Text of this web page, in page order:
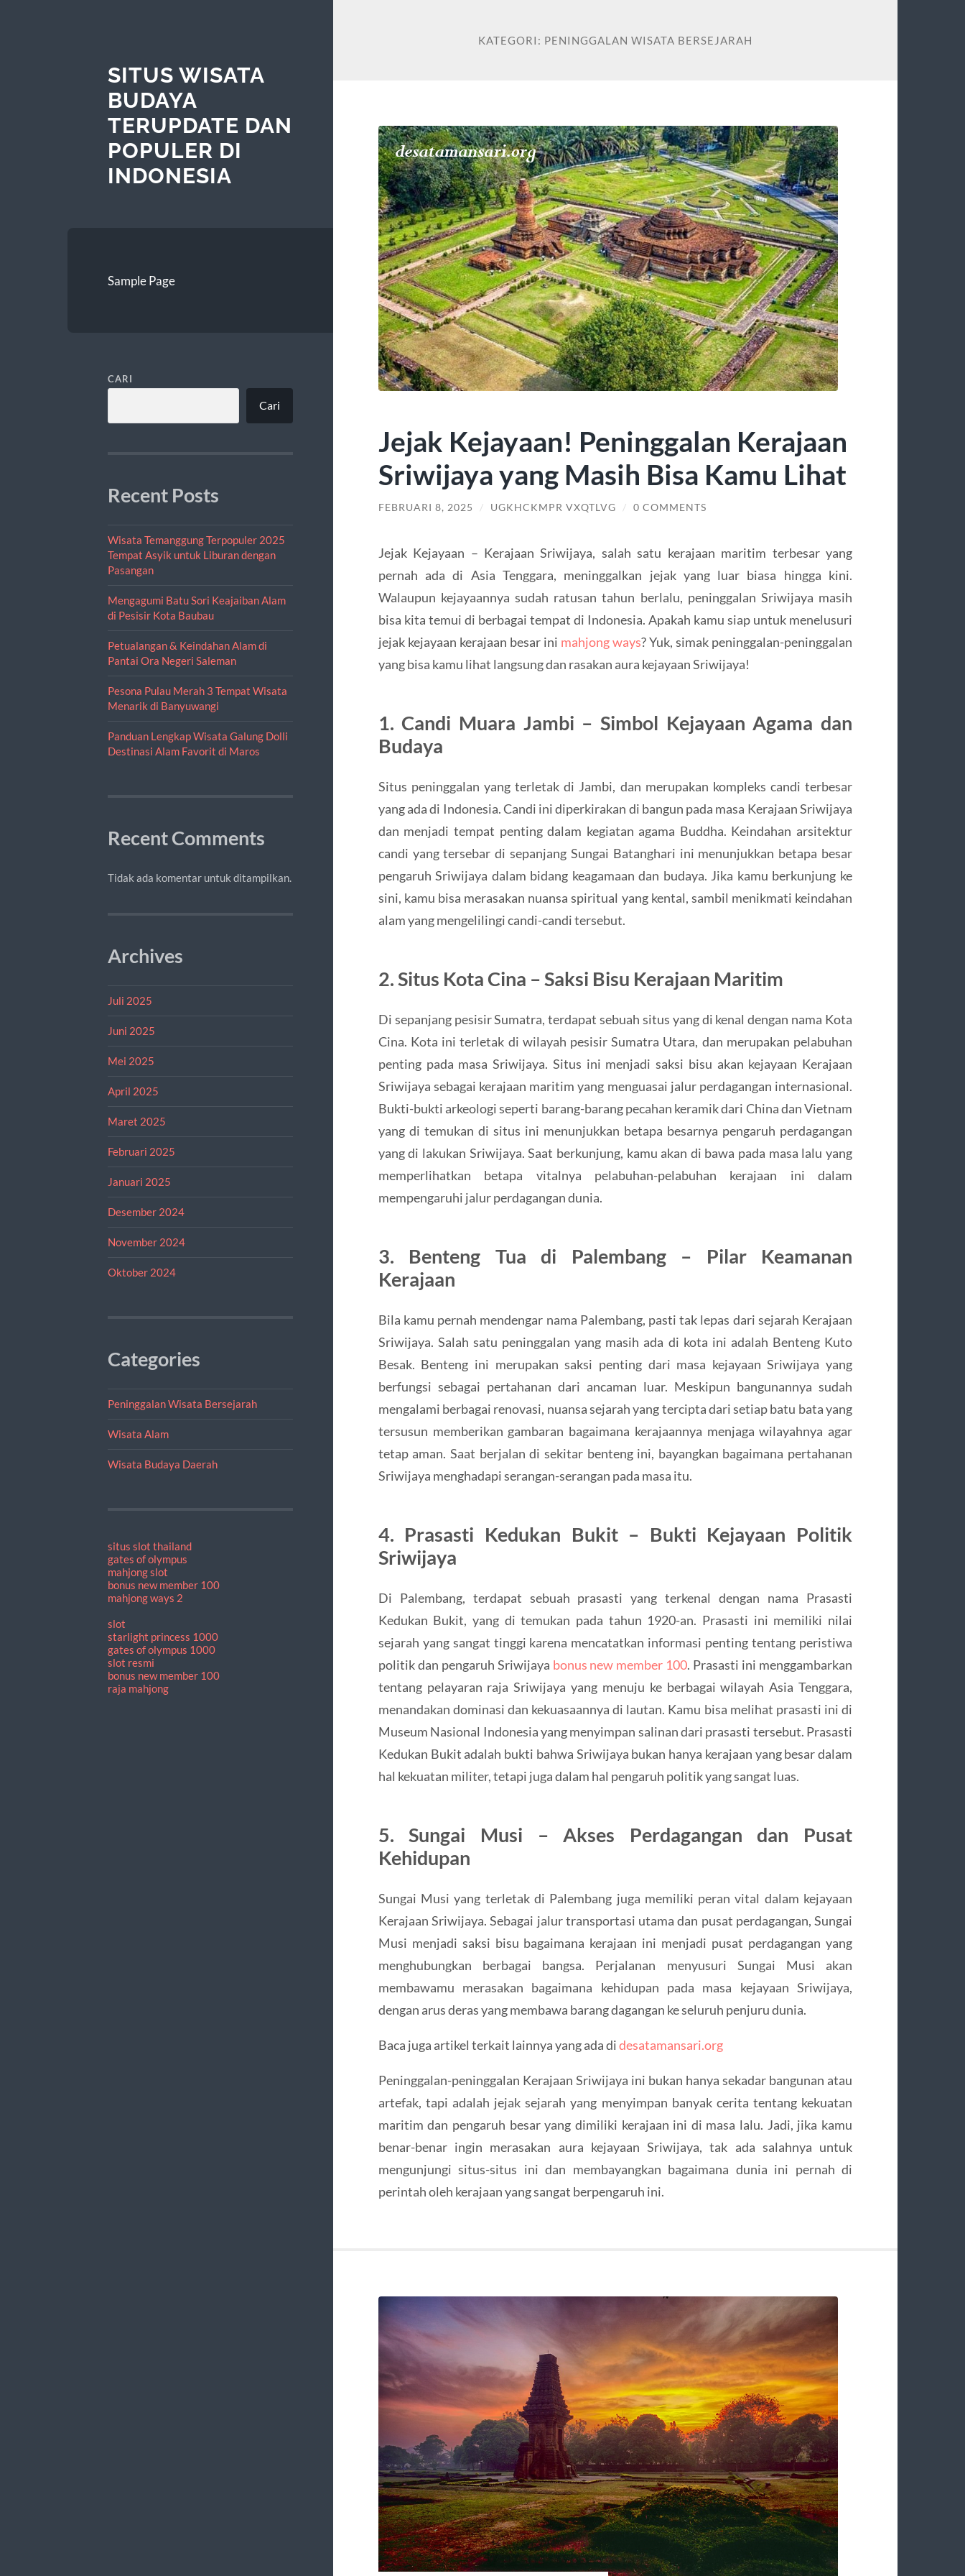
SITUS WISATA
BUDAYA
TERUPDATE DAN
POPULER DI
INDONESIA
Sample Page
CARI
Cari
Recent Posts
Wisata Temanggung Terpopuler 2025
Tempat Asyik untuk Liburan dengan
Pasangan
Mengagumi Batu Sori Keajaiban Alam
di Pesisir Kota Baubau
Petualangan & Keindahan Alam di
Pantai Ora Negeri Saleman
Pesona Pulau Merah 3 Tempat Wisata
Menarik di Banyuwangi
Panduan Lengkap Wisata Galung Dolli
Destinasi Alam Favorit di Maros
Recent Comments
Tidak ada komentar untuk ditampilkan.
Archives
Juli 2025
Juni 2025
Mei 2025
April 2025
Maret 2025
Februari 2025
Januari 2025
Desember 2024
November 2024
Oktober 2024
Categories
Peninggalan Wisata Bersejarah
Wisata Alam
Wisata Budaya Daerah
situs slot thailand
gates of olympus
mahjong slot
bonus new member 100
mahjong ways 2
slot
starlight princess 1000
gates of olympus 1000
slot resmi
bonus new member 100
raja mahjong
KATEGORI: PENINGGALAN WISATA BERSEJARAH
Jejak Kejayaan! Peninggalan Kerajaan
Sriwijaya yang Masih Bisa Kamu Lihat
FEBRUARI 8, 2025 / UGKHCKMPR VXQTLVG / 0 COMMENTS
Jejak Kejayaan – Kerajaan Sriwijaya, salah satu kerajaan maritim terbesar yang
pernah ada di Asia Tenggara, meninggalkan jejak yang luar biasa hingga kini.
Walaupun kejayaannya sudah ratusan tahun berlalu, peninggalan Sriwijaya masih
bisa kita temui di berbagai tempat di Indonesia. Apakah kamu siap untuk menelusuri
jejak kejayaan kerajaan besar ini mahjong ways? Yuk, simak peninggalan-peninggalan
yang bisa kamu lihat langsung dan rasakan aura kejayaan Sriwijaya!
1. Candi Muara Jambi – Simbol Kejayaan Agama dan
Budaya
Situs peninggalan yang terletak di Jambi, dan merupakan kompleks candi terbesar
yang ada di Indonesia. Candi ini diperkirakan di bangun pada masa Kerajaan Sriwijaya
dan menjadi tempat penting dalam kegiatan agama Buddha. Keindahan arsitektur
candi yang tersebar di sepanjang Sungai Batanghari ini menunjukkan betapa besar
pengaruh Sriwijaya dalam bidang keagamaan dan budaya. Jika kamu berkunjung ke
sini, kamu bisa merasakan nuansa spiritual yang kental, sambil menikmati keindahan
alam yang mengelilingi candi-candi tersebut.
2. Situs Kota Cina – Saksi Bisu Kerajaan Maritim
Di sepanjang pesisir Sumatra, terdapat sebuah situs yang di kenal dengan nama Kota
Cina. Kota ini terletak di wilayah pesisir Sumatra Utara, dan merupakan pelabuhan
penting pada masa Sriwijaya. Situs ini menjadi saksi bisu akan kejayaan Kerajaan
Sriwijaya sebagai kerajaan maritim yang menguasai jalur perdagangan internasional.
Bukti-bukti arkeologi seperti barang-barang pecahan keramik dari China dan Vietnam
yang di temukan di situs ini menunjukkan betapa besarnya pengaruh perdagangan
yang di lakukan Sriwijaya. Saat berkunjung, kamu akan di bawa pada masa lalu yang
memperlihatkan betapa vitalnya pelabuhan-pelabuhan kerajaan ini dalam
mempengaruhi jalur perdagangan dunia.
3. Benteng Tua di Palembang – Pilar Keamanan
Kerajaan
Bila kamu pernah mendengar nama Palembang, pasti tak lepas dari sejarah Kerajaan
Sriwijaya. Salah satu peninggalan yang masih ada di kota ini adalah Benteng Kuto
Besak. Benteng ini merupakan saksi penting dari masa kejayaan Sriwijaya yang
berfungsi sebagai pertahanan dari ancaman luar. Meskipun bangunannya sudah
mengalami berbagai renovasi, nuansa sejarah yang tercipta dari setiap batu bata yang
tersusun memberikan gambaran bagaimana kerajaannya menjaga wilayahnya agar
tetap aman. Saat berjalan di sekitar benteng ini, bayangkan bagaimana pertahanan
Sriwijaya menghadapi serangan-serangan pada masa itu.
4. Prasasti Kedukan Bukit – Bukti Kejayaan Politik
Sriwijaya
Di Palembang, terdapat sebuah prasasti yang terkenal dengan nama Prasasti
Kedukan Bukit, yang di temukan pada tahun 1920-an. Prasasti ini memiliki nilai
sejarah yang sangat tinggi karena mencatatkan informasi penting tentang peristiwa
politik dan pengaruh Sriwijaya bonus new member 100. Prasasti ini menggambarkan
tentang pelayaran raja Sriwijaya yang menuju ke berbagai wilayah Asia Tenggara,
menandakan dominasi dan kekuasaannya di lautan. Kamu bisa melihat prasasti ini di
Museum Nasional Indonesia yang menyimpan salinan dari prasasti tersebut. Prasasti
Kedukan Bukit adalah bukti bahwa Sriwijaya bukan hanya kerajaan yang besar dalam
hal kekuatan militer, tetapi juga dalam hal pengaruh politik yang sangat luas.
5. Sungai Musi – Akses Perdagangan dan Pusat
Kehidupan
Sungai Musi yang terletak di Palembang juga memiliki peran vital dalam kejayaan
Kerajaan Sriwijaya. Sebagai jalur transportasi utama dan pusat perdagangan, Sungai
Musi menjadi saksi bisu bagaimana kerajaan ini menjadi pusat perdagangan yang
menghubungkan berbagai bangsa. Perjalanan menyusuri Sungai Musi akan
membawamu merasakan bagaimana kehidupan pada masa kejayaan Sriwijaya,
dengan arus deras yang membawa barang dagangan ke seluruh penjuru dunia.
Baca juga artikel terkait lainnya yang ada didesatamansari.org
Peninggalan-peninggalan Kerajaan Sriwijaya ini bukan hanya sekadar bangunan atau
artefak, tapi adalah jejak sejarah yang menyimpan banyak cerita tentang kekuatan
maritim dan pengaruh besar yang dimiliki kerajaan ini di masa lalu. Jadi, jika kamu
benar-benar ingin merasakan aura kejayaan Sriwijaya, tak ada salahnya untuk
mengunjungi situs-situs ini dan membayangkan bagaimana dunia ini pernah di
perintah oleh kerajaan yang sangat berpengaruh ini.